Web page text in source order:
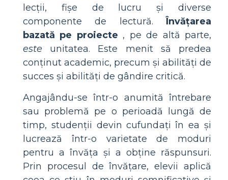
lecții, fișe de lucru și diverse
componente de lectură. Învățarea
bazată pe proiecte , pe de altă parte,
este unitatea. Este menit să predea
conținut academic, precum și abilități de
succes și abilități de gândire critică.
Angajându-se într-o anumită întrebare
sau problemă pe o perioadă lungă de
timp, studenții devin cufundați în ea și
lucrează într-o varietate de moduri
pentru a învăța și a obține răspunsuri.
Prin procesul de învățare, elevii aplică